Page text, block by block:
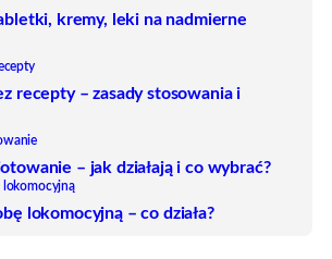
kremy, leki na nadmierne
recepty – zasady stosowania i
– jak działają i co wybrać?
lokomocyjną– co działa?